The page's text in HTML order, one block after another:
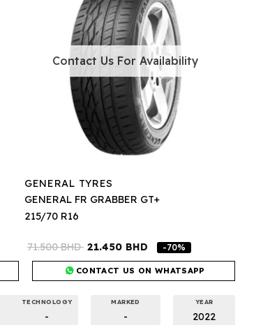
Contact Us For Availability
GENERAL TYRES
GENERAL FR GRABBER GT+
215/70 R16
71.500BHD 21.450 BHD -70%
CONTACT US ON WHATSAPP
YEAR
2022
MARKED
-
TECHNOLOGY
-